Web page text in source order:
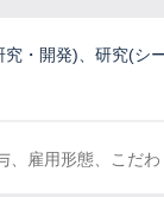
・開発)、研究(シ
、雇用形態、こだわ